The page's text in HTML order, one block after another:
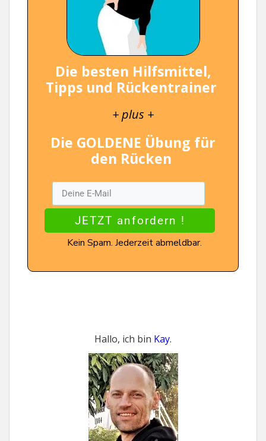
Die besten Hilfsmittel,
Tipps und Rückentrainer
+ plus +
Die GOLDENE Übung für
den Rücken
JETZT anfordern !
Kein Spam. Jederzeit abmeldbar.
Hallo, ich bin Kay.